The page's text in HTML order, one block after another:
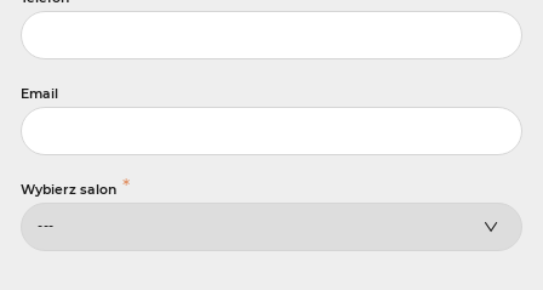
Email
Wybierz salon *